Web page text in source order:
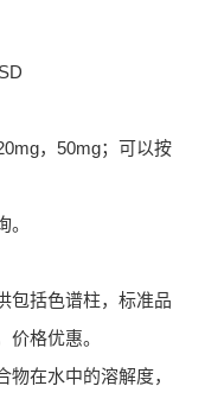
，50mg；可以按
包括色谱柱，标准品
格优惠。
在水中的溶解度，